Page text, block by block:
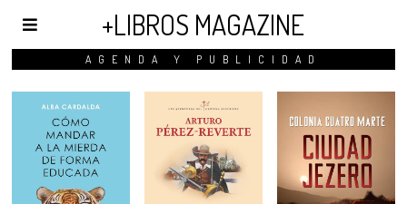
AGENDA Y PUBLICIDAD
+LIBROS MAGAZINE